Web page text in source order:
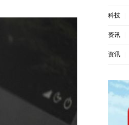
科技
资讯
资讯